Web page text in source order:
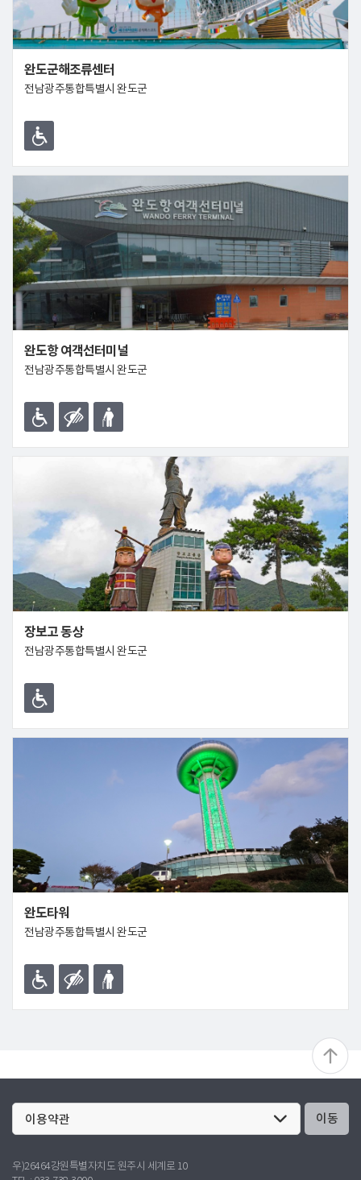
완도군해조류센터
전남광주통합특별시 완도군
완도항 여객선터미널
전남광주통합특별시 완도군
장보고 동상
전남광주통합특별시 완도군
완도타워
전남광주통합특별시 완도군
이동
우)26464강원특별자치도 원주시 세계로 10